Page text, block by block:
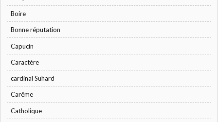
Boire
Bonne réputation
Capucin
Caractère
cardinal Suhard
Carême
Catholique